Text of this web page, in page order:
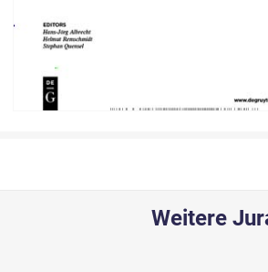
Weitere